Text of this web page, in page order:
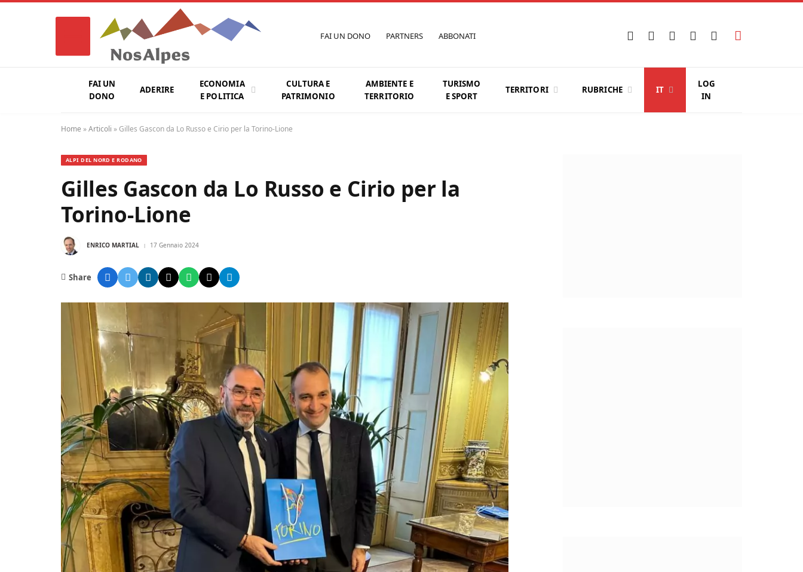
FAI UN DONO PARTNERS ABBONATI Facebook
X
Instagram
YouTubeLinkedIn
FAI UN
DONO
ADERIRE
ECONOMIA
E POLITICA
CULTURA E
PATRIMONIO
AMBIENTE E
TERRITORIO
TURISMO
E SPORT
TERRITORI RUBRICHE IT
LOG
IN
Home »Articoli »Gilles Gascon da Lo Russo e Cirio per la Torino-Lione
ALPI DEL NORD E RODANO
Gilles Gascon da Lo Russo e Cirio per la
Torino-Lione
ENRICO MARTIAL 17 Gennaio 2024
Share